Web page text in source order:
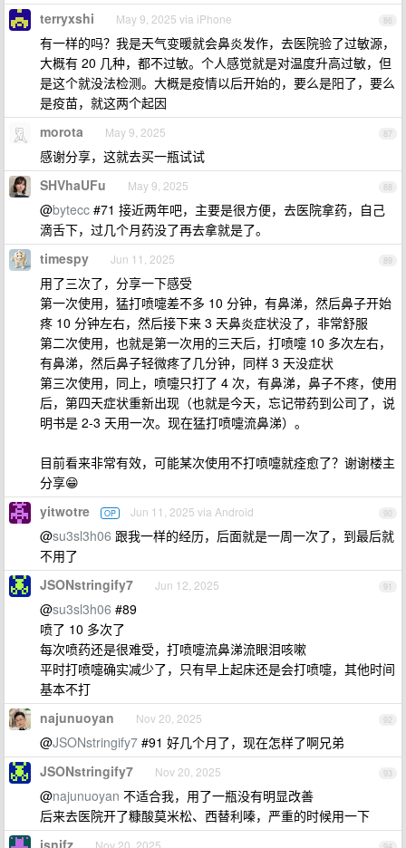
86
terryxshi May 9, 2025 via iPhone
有一样的吗？我是天气变暖就会鼻炎发作，去医院验了过敏源，
大概有 20 几种，都不过敏。个人感觉就是对温度升高过敏，但
是这个就没法检测。大概是疫情以后开始的，要么是阳了，要么
是疫苗，就这两个起因
87
morota May 9, 2025
感谢分享，这就去买一瓶试试
88
SHVhaUFu May 9, 2025
@bytecc #71 接近两年吧，主要是很方便，去医院拿药，自己
滴舌下，过几个月药没了再去拿就是了。
89
timespy Jun 11, 2025
用了三次了，分享一下感受
第一次使用，猛打喷嚏差不多 10 分钟，有鼻涕，然后鼻子开始
疼 10 分钟左右，然后接下来 3 天鼻炎症状没了，非常舒服
第二次使用，也就是第一次用的三天后，打喷嚏 10 多次左右，
有鼻涕，然后鼻子轻微疼了几分钟，同样 3 天没症状
第三次使用，同上，喷嚏只打了 4 次，有鼻涕，鼻子不疼，使用
后，第四天症状重新出现（也就是今天，忘记带药到公司了，说
明书是 2-3 天用一次。现在猛打喷嚏流鼻涕）。
目前看来非常有效，可能某次使用不打喷嚏就痊愈了？谢谢楼主
分享😁
90
yitwotre OP Jun 11, 2025 via Android
@su3sl3h06 跟我一样的经历，后面就是一周一次了，到最后就
不用了
91
JSONstringify7 Jun 12, 2025
@su3sl3h06 #89
喷了 10 多次了
每次喷药还是很难受，打喷嚏流鼻涕流眼泪咳嗽
平时打喷嚏确实减少了，只有早上起床还是会打喷嚏，其他时间
基本不打
92
najunuoyan Nov 20, 2025
@JSONstringify7 #91 好几个月了，现在怎样了啊兄弟
93
JSONstringify7 Nov 20, 2025
@najunuoyan 不适合我，用了一瓶没有明显改善
后来去医院开了糠酸莫米松、西替利嗪，严重的时候用一下
jsnjfz Nov 20, 2025